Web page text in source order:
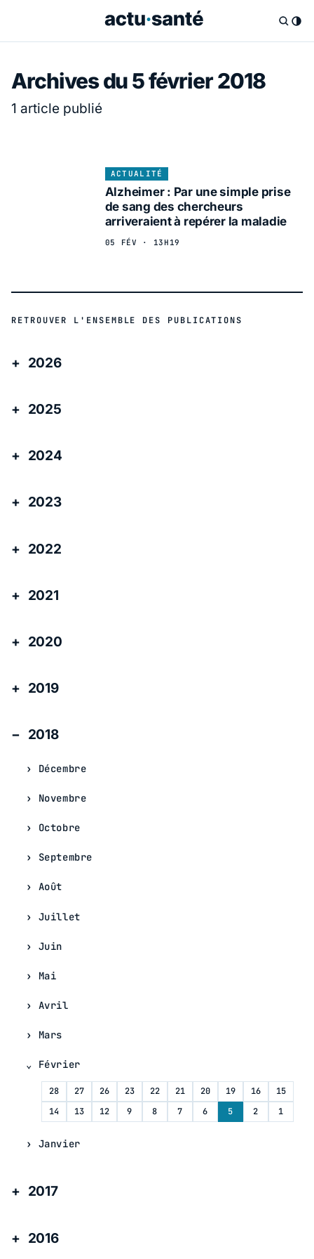
Archives du 5 février 2018
1 article publié
ACTUALITÉ
Alzheimer : Par une simple prise
de sang des chercheurs
arriveraient à repérer la maladie
05 FÉV · 13H19
RETROUVER L'ENSEMBLE DES PUBLICATIONS
2026
2025
2024
2023
2022
2021
2020
2019
2018
Décembre
Novembre
Octobre
Septembre
Août
Juillet
Juin
Mai
Avril
Mars
Février
28 27 26 23 22 21 20 19 16
15
14
13 12 9 8 7 6 5 2 1
Janvier
2017
2016